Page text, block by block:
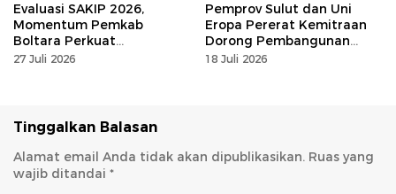
Evaluasi SAKIP 2026,
Momentum Pemkab
Boltara Perkuat
Akuntabilitas dan Kinerja
27 Juli 2026
Pemprov Sulut dan Uni
Eropa Pererat Kemitraan
Dorong Pembangunan
Berkelanjutan
18 Juli 2026
Tinggalkan Balasan
Alamat email Anda tidak akan dipublikasikan. Ruas yang
wajib ditandai *